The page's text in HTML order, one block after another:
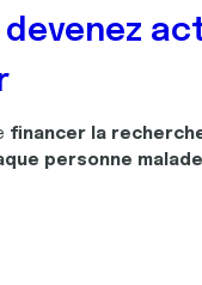
devenez
financer la
personne malade